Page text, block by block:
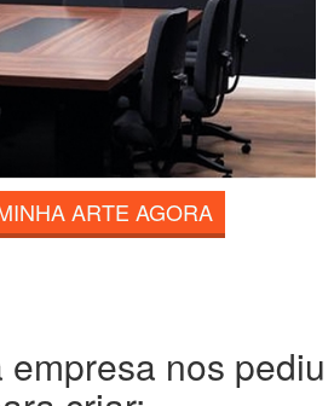
ARTE AGORA
empresa nos pediu